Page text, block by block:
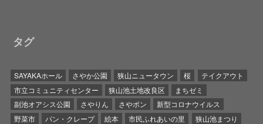
タグ
SAYAKAホール さやか公園 狭山ニュータウン 桜
テイクアウト
市立コミュニティセンター
狭山池土地改良区
まちゼミ
副池オアシス公園
さやりん さやポン
新型コロナウイルス
野菜市
パン・クレープ 絵本 市民ふれあいの里
狭山池まつり